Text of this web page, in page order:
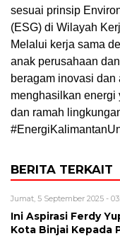
sesuai prinsip
(ESG) di Wilayah
Melalui kerja sama
anak perusahaan
beragam inovasi
menghasilkan energi
dan ramah
BERITA TERKAIT
Jumat, 5 September 2025 -
Ini Aspirasi Ferdy
Kota Binjai Kepada